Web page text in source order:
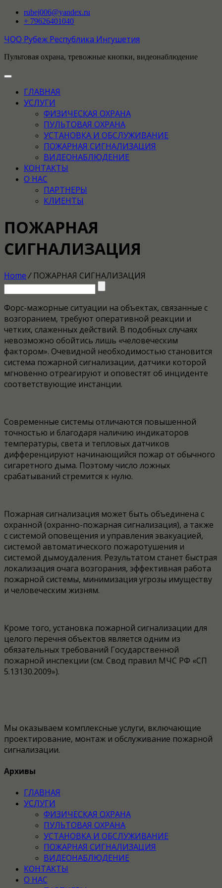
rubej006@yandex.ru
+ 79626401040
ЧОО Рубеж Республика Ингушетия
Пультовая охрана, тревожные кнопки, видеонаблюдение
ГЛАВНАЯ
УСЛУГИ
ФИЗИЧЕСКАЯ ОХРАНА
ПУЛЬТОВАЯ ОХРАНА
УСТАНОВКА И ОБСЛУЖИВАНИЕ
ПОЖАРНАЯ СИГНАЛИЗАЦИЯ
ВИДЕОНАБЛЮДЕНИЕ
КОНТАКТЫ
О НАС
ПАРТНЕРЫ
КЛИЕНТЫ
ПОЖАРНАЯ
СИГНАЛИЗАЦИЯ
Home /ПОЖАРНАЯ СИГНАЛИЗАЦИЯ
Форс-мажорные ситуации на объектах, связанные с
возгоранием, требуют оперативной реакции и
четких, слаженных действий. В подобных случаях
невозможно обойтись лишь «человеческим
фактором». Очевидной необходимостью становится
система пожарной сигнализации, датчики которой
мгновенно отреагируют и оповестят об инциденте
соответствующие инстанции.
Современные системы отличаются повышенной
точностью и благодаря наличию индикаторов
температуры, света и тепловых датчиков
дифференцируют начинающийся пожар от обычного
сигаретного дыма. Поэтому число ложных
срабатываний стремится к нулю.
Пожарная сигнализация может быть объединена с
охранной (охранно-пожарная сигнализация), а также
с системой оповещения и управления эвакуацией,
системой автоматического пожаротушения и
системой дымоудаления. Результатом станет быстрая
локализация очага возгорания, эффективная работа
пожарной системы, минимизация угрозы имуществу
и человеческим жизням.
Кроме того, установка пожарной сигнализации для
целого перечня объектов является одним из
обязательных требований Государственной
пожарной инспекции (см. Свод правил МЧС РФ «СП
5.13130.2009»).
Мы оказываем комплексные услуги, включающие
проектирование, монтаж и обслуживание пожарной
сигнализации.
Архивы
ГЛАВНАЯ
УСЛУГИ
ФИЗИЧЕСКАЯ ОХРАНА
ПУЛЬТОВАЯ ОХРАНА
УСТАНОВКА И ОБСЛУЖИВАНИЕ
ПОЖАРНАЯ СИГНАЛИЗАЦИЯ
ВИДЕОНАБЛЮДЕНИЕ
КОНТАКТЫ
О НАС